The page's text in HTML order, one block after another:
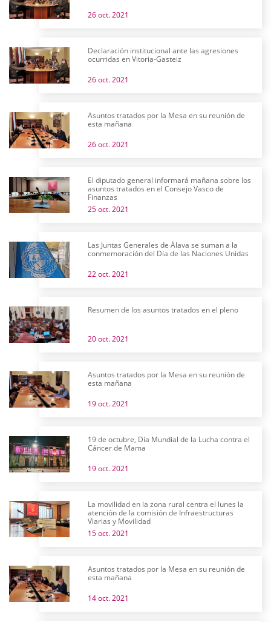
26 oct. 2021
Declaración institucional ante las agresiones
ocurridas en Vitoria-Gasteiz
26 oct. 2021
Asuntos tratados por la Mesa en su reunión de
esta mañana
26 oct. 2021
El diputado general informará mañana sobre los
asuntos tratados en el Consejo Vasco de
Finanzas
25 oct. 2021
Las Juntas Generales de Álava se suman a la
conmemoración del Día de las Naciones Unidas
22 oct. 2021
Resumen de los asuntos tratados en el pleno
20 oct. 2021
Asuntos tratados por la Mesa en su reunión de
esta mañana
19 oct. 2021
19 de octubre, Día Mundial de la Lucha contra el
Cáncer de Mama
19 oct. 2021
La movilidad en la zona rural centra el lunes la
atención de la comisión de Infraestructuras
Viarias y Movilidad
15 oct. 2021
Asuntos tratados por la Mesa en su reunión de
esta mañana
14 oct. 2021